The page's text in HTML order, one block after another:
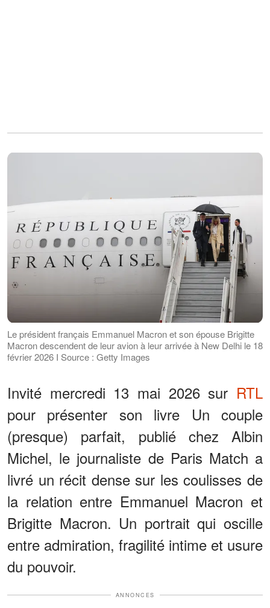
Le président français Emmanuel Macron et son épouse Brigitte
Macron descendent de leur avion à leur arrivée à New Delhi le 18
février 2026 I Source : Getty Images
Invité mercredi 13 mai 2026 sur RTL
pour présenter son livre Un couple
(presque) parfait, publié chez Albin
Michel, le journaliste de Paris Match a
livré un récit dense sur les coulisses de
la relation entre Emmanuel Macron et
Brigitte Macron. Un portrait qui oscille
entre admiration, fragilité intime et usure
du pouvoir.
ANNONCES